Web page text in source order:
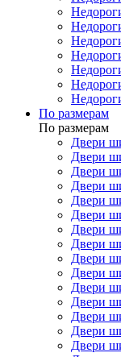
По размерам
По размерам
Двери
Двери
Двери
Двери
Двери
Двери
Двери
Двери
Двери
Двери
Двери
Двери
Двери
Двери
Двери